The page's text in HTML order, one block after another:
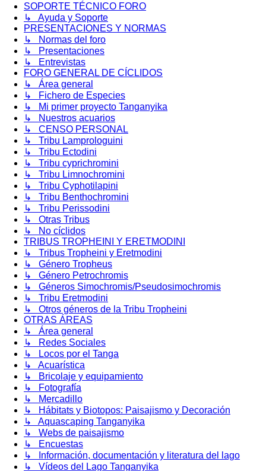
SOPORTE TÉCNICO FORO
↳ Ayuda y Soporte
PRESENTACIONES Y NORMAS
↳ Normas del foro
↳ Presentaciones
↳ Entrevistas
FORO GENERAL DE CÍCLIDOS
↳ Área general
↳ Fichero de Especies
↳ Mi primer proyecto Tanganyika
↳ Nuestros acuarios
↳ CENSO PERSONAL
↳ Tribu Lamprologuini
↳ Tribu Ectodini
↳ Tribu cyprichromini
↳ Tribu Limnochromini
↳ Tribu Cyphotilapini
↳ Tribu Benthochromini
↳ Tribu Perissodini
↳ Otras Tribus
↳ No cíclidos
TRIBUS TROPHEINI Y ERETMODINI
↳ Tribus Tropheini y Eretmodini
↳ Género Tropheus
↳ Género Petrochromis
↳ Géneros Simochromis/Pseudosimochromis
↳ Tribu Eretmodini
↳ Otros géneros de la Tribu Tropheini
OTRAS ÁREAS
↳ Área general
↳ Redes Sociales
↳ Locos por el Tanga
↳ Acuarística
↳ Bricolaje y equipamiento
↳ Fotografía
↳ Mercadillo
↳ Hábitats y Biotopos: Paisajismo y Decoración
↳ Aquascaping Tanganyika
↳ Webs de paisajismo
↳ Encuestas
↳ Información, documentación y literatura del lago
↳ Vídeos del Lago Tanganyika